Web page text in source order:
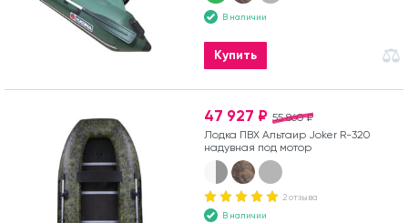
В наличии
Купить
55 860 ₽
47 927 ₽
Лодка ПВХ Альтаир Joker R-320
надувная под мотор
2 отзыва
В наличии